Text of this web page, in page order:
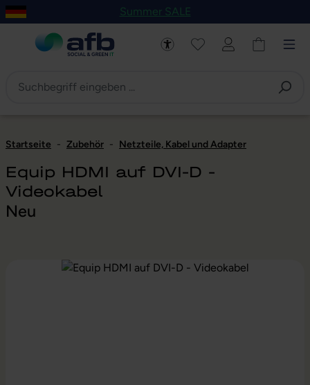
Hauptinhalt springen
Zur Navigation der B2B-Plattform springen
Summer SALE
Startseite - Zubehör - Netzteile, Kabel und Adapter
Equip HDMI auf DVI-D -
Videokabel
Neu
Bildergalerie überspringen